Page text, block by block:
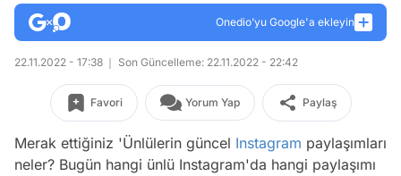
Onedio’yu Google'a ekleyin
22.11.2022 - 17:38 Son Güncelleme: 22.11.2022 - 22:42
Favori Yorum Yap Paylaş
Merak ettiğiniz 'Ünlülerin güncel Instagram paylaşımları
neler? Bugün hangi ünlü Instagram'da hangi paylaşımı